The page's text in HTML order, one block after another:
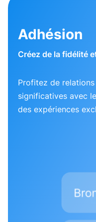
Adhésion
Créez de la fidélité
Profitez de
significatives avec
des expériences